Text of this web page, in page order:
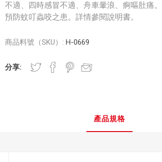
不適、四時感冒不適、舟車暈浪、痾嘔肚痛
預防蚊叮蟲咬之患。詳情參閱說明書。
商品料號（SKU）: H-0669
分享:
產品規格